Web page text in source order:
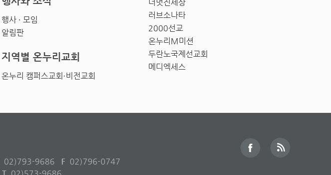
더멋진세상
러브소나타
2000선교
온누리M미션
두란노국제선교회
메디엑세스
행사 · 모임
알림판
지역별 온누리교회
온누리 캠퍼스교회·비전교회
02)793-9686 F 02)796-0747